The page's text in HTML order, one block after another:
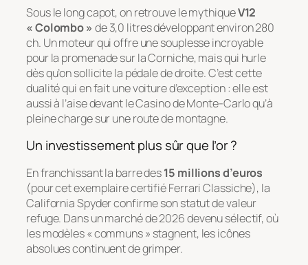
Sous le long capot, on retrouve le mythiqueV12
« Colombo » de 3,0 litres développant environ 280
ch. Un moteur qui offre une souplesse incroyable
pour la promenade sur la Corniche, mais qui hurle
dès qu’on sollicite la pédale de droite. C’est cette
dualité qui en fait une voiture d’exception : elle est
aussi à l’aise devant le Casino de Monte-Carlo qu’à
pleine charge sur une route de montagne.
Un investissement plus sûr que l’or ?
En franchissant la barre des15 millions d’euros
(pour cet exemplaire certifiéFerrari Classiche), la
California Spyder confirme son statut de valeur
refuge. Dans un marché de 2026 devenu sélectif, où
les modèles « communs » stagnent, les icônes
absolues continuent de grimper.